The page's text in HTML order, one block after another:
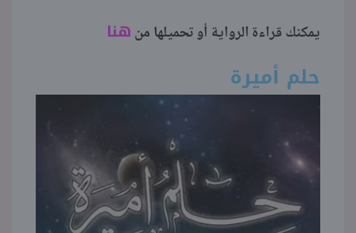
يمكنك قراءة الرواية أو تحميلها منهنا
حلم أميرة